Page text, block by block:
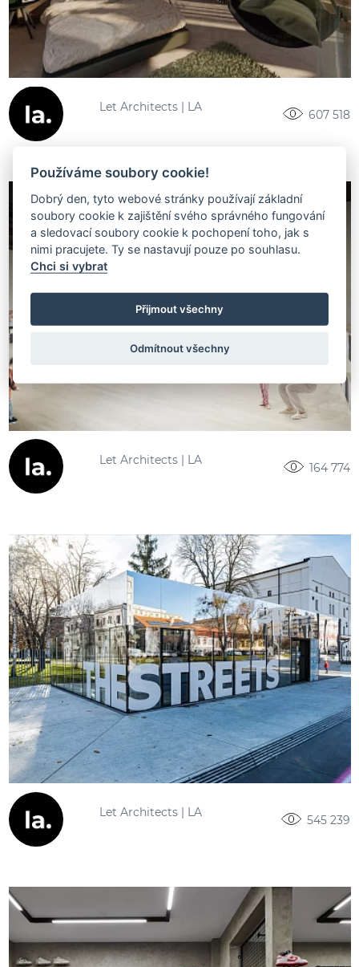
Let Architects | LA
607 518
Let Architects | LA
164 774
Let Architects | LA
545 239
Používáme soubory cookie!
Dobrý den, tyto webové stránky používají základní
soubory cookie k zajištění svého správného fungování
a sledovací soubory cookie k pochopení toho, jak s
nimi pracujete. Ty se nastavují pouze po souhlasu.
Chci si vybrat
Přijmout všechny
Odmítnout všechny